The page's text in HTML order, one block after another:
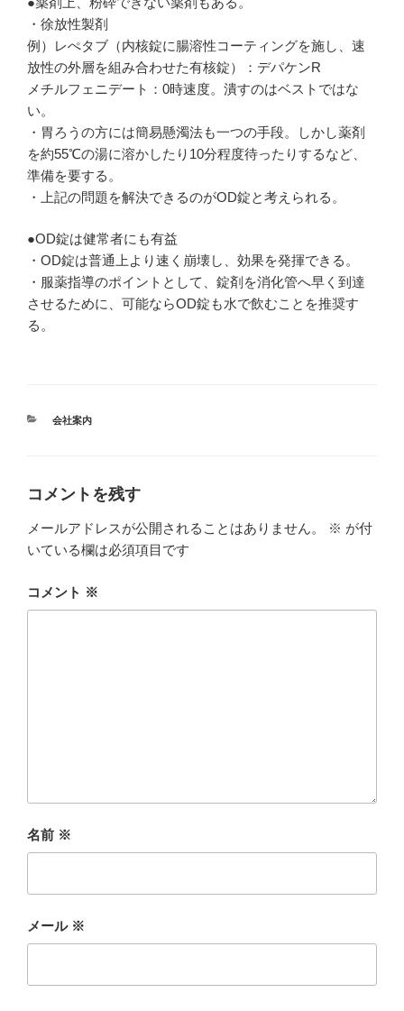
・徐放性製剤
例）レぺタブ（内核錠に腸溶性コーティングを施し、速
放性の外層を組み合わせた有核錠）：デパケンR
メチルフェニデート：0時速度。潰すのはベストではな
い。
・胃ろうの方には簡易懸濁法も一つの手段。しかし薬剤
を約55℃の湯に溶かしたり10分程度待ったりするなど、
準備を要する。
・上記の問題を解決できるのがOD錠と考えられる。
●OD錠は健常者にも有益
・OD錠は普通上より速く崩壊し、効果を発揮できる。
・服薬指導のポイントとして、錠剤を消化管へ早く到達
させるために、可能ならOD錠も水で飲むことを推奨す
る。
カ
会社案内
コメントを残す
メールアドレスが公開されることはありません。 ※ が付
いている欄は必須項目です
コメント ※
名前 ※
メール ※